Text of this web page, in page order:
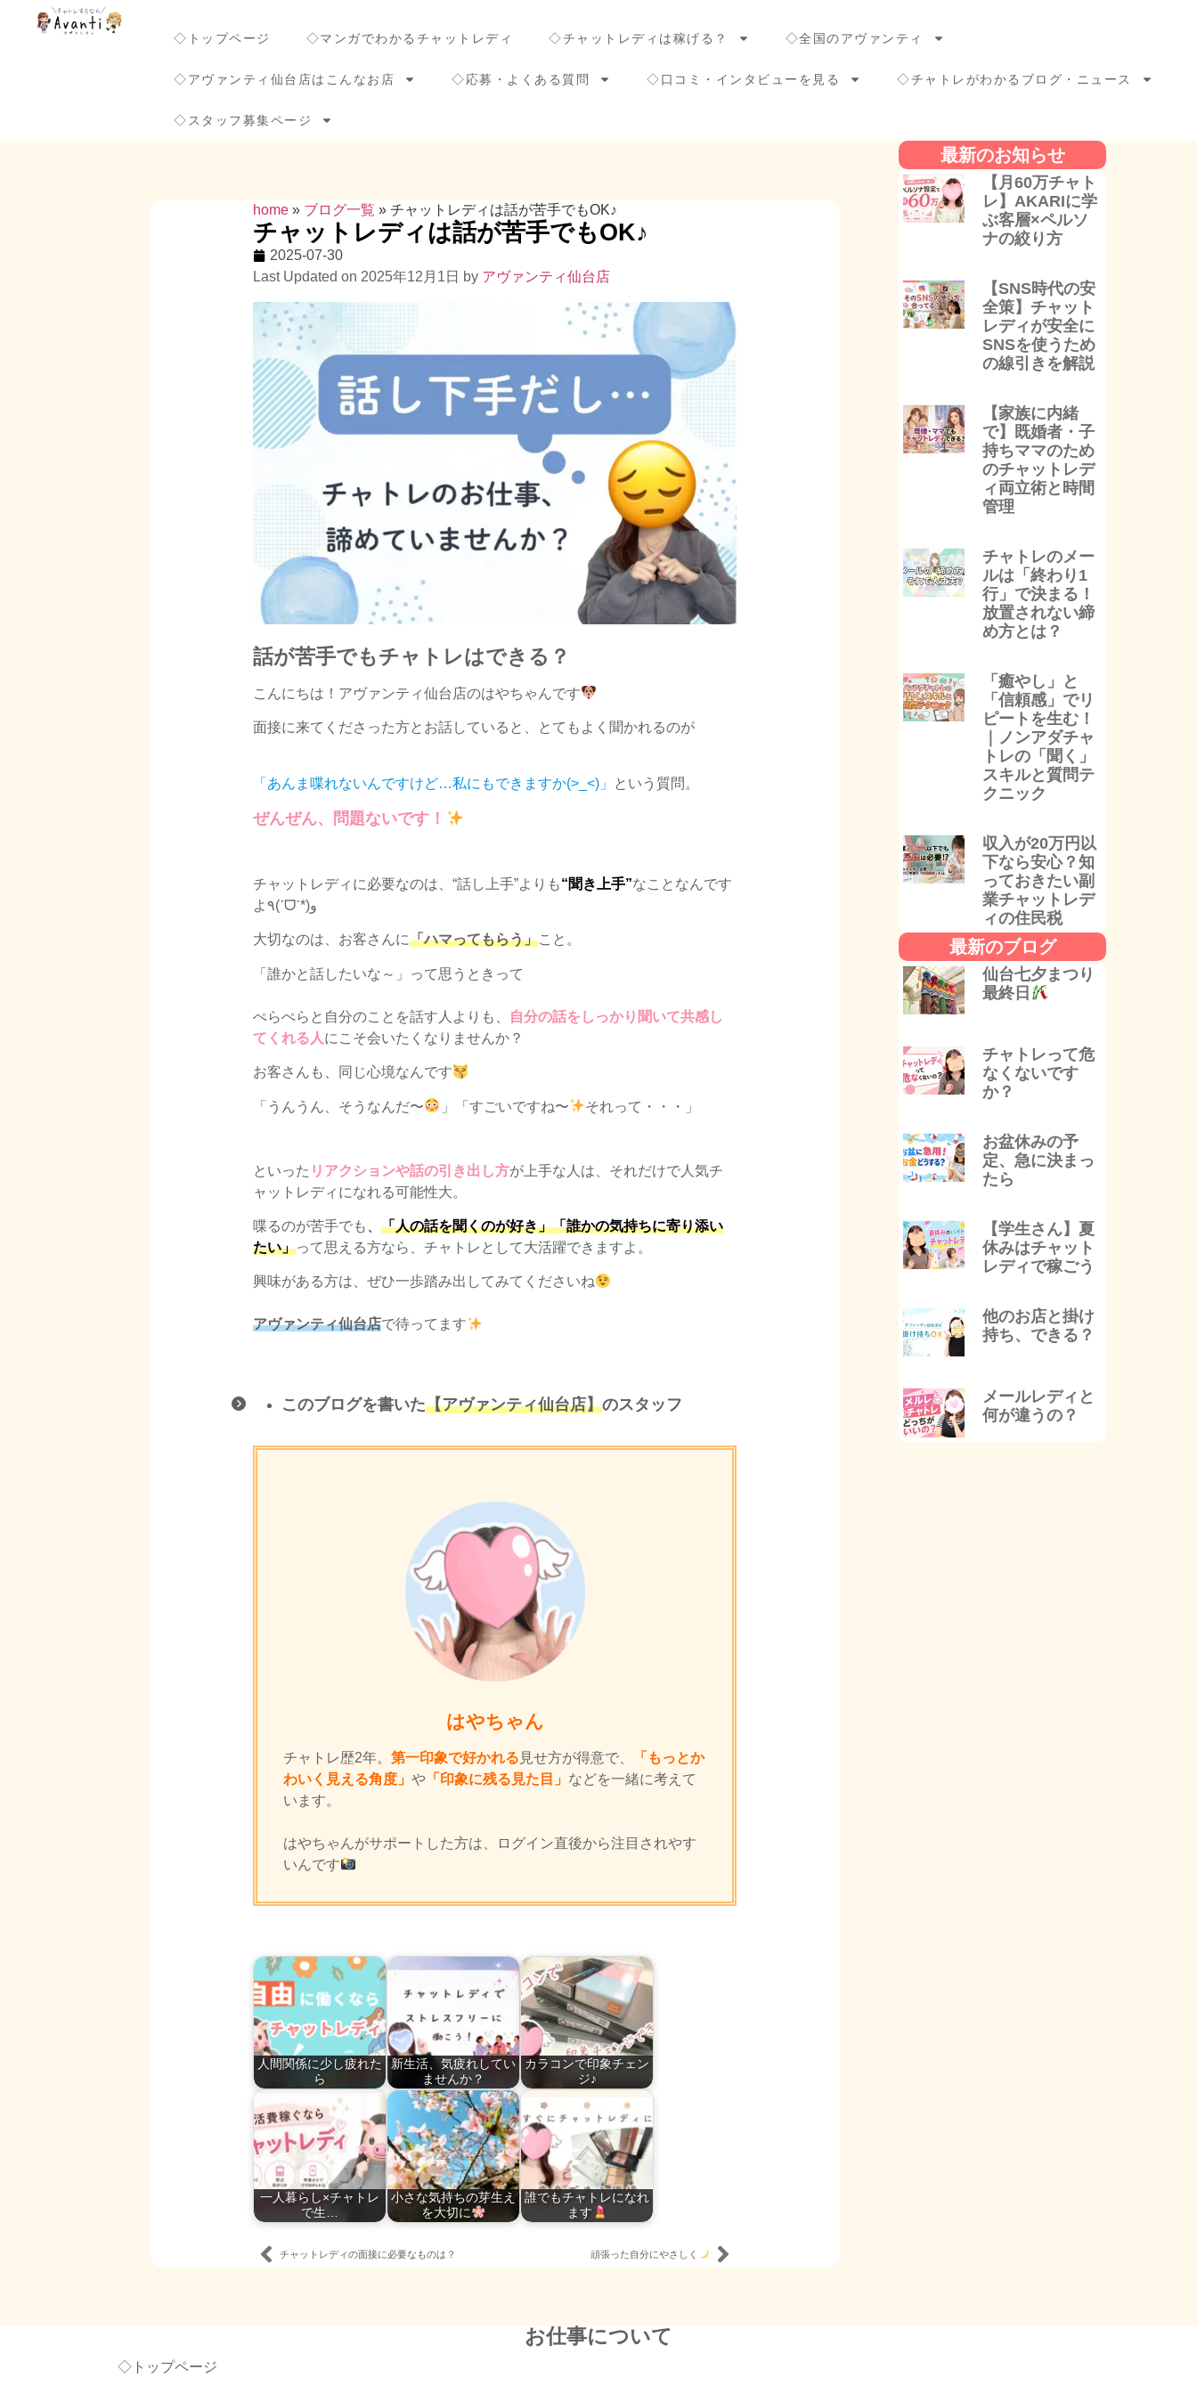
◇トップページ ◇マンガでわかるチャットレディ ◇チャットレディは稼げる？ ◇全国のアヴァンティ
◇アヴァンティ仙台店はこんなお店 ◇応募・よくある質問 ◇口コミ・インタビューを見る ◇チャトレがわかるブログ・ニュース
◇スタッフ募集ページ
home » ブログ一覧 »チャットレディは話が苦手でもOK♪
チャットレディは話が苦手でもOK♪
2025-07-30
Last Updated on 2025年12月1日 by アヴァンティ仙台店
話が苦手でもチャトレはできる？
こんにちは！アヴァンティ仙台店のはやちゃんです
面接に来てくださった方とお話していると、とてもよく聞かれるのが
「あんま喋れないんですけど…私にもできますか(>_<)」 という質問。
ぜんぜん、問題ないです！
チャットレディに必要なのは、“話し上手”よりも“聞き上手”なことなんです
よ٩(ˊᗜˋ*)و
大切なのは、お客さんに「ハマってもらう」こと。
「誰かと話したいな～」って思うときって
ぺらぺらと自分のことを話す人よりも、 自分の話をしっかり聞いて共感し
てくれる 人にこそ会いたくなりませんか？
お客さんも、同じ心境なんです
「うんうん、そうなんだ〜 」「すごいですね〜 それって・・・」
といった リアクションや話の引き出し方が上手な人は、それだけで人気チ
ャットレディになれる可能性大。
喋るのが苦手でも 、「人の話を聞くのが好き」「誰かの気持ちに寄り添い
たい」って思える方なら、チャトレとして大活躍できますよ。
興味がある方は、ぜひ一歩踏み出してみてくださいね
アヴァンティ仙台店で待ってます
このブログを書いた【アヴァンティ仙台店】のスタッフ
はやちゃん
チャトレ歴2年。第一印象で好かれる 見せ方が得意で、
「もっとか
わいく見える角度」や 「印象に残る見た目」 などを一緒に考えて
います。
はやちゃんがサポートした方は、ログイン直後から注目されやす
いんです
人間関係に少し疲れた
ら
新生活、気疲れしてい
ませんか？
カラコンで印象チェン
ジ♪
一人暮らし×チャトレ
で生…
小さな気持ちの芽生え
を大切に
誰でもチャトレになれ
ます
チャットレディの面接に必要なものは？ 頑張った自分にやさしく
最新のお知らせ
【月60万チャト
レ】AKARIに学
ぶ客層×ペルソ
ナの絞り方
【SNS時代の安
全策】チャット
レディが安全に
SNSを使うため
の線引きを解説
【家族に内緒
で】既婚者・子
持ちママのため
のチャットレデ
ィ両立術と時間
管理
チャトレのメー
ルは「終わり1
行」で決まる！
放置されない締
め方とは？
「癒やし」と
「信頼感」でリ
ピートを生む！
｜ノンアダチャ
トレの「聞く」
スキルと質問テ
クニック
収入が20万円以
下なら安心？知
っておきたい副
業チャットレデ
ィの住民税
最新のブログ
仙台七夕まつり
最終日
チャトレって危
なくないです
か？
お盆休みの予
定、急に決まっ
たら
【学生さん】夏
休みはチャット
レディで稼ごう
他のお店と掛け
持ち、できる？
メールレディと
何が違うの？
お仕事について
◇トップページ